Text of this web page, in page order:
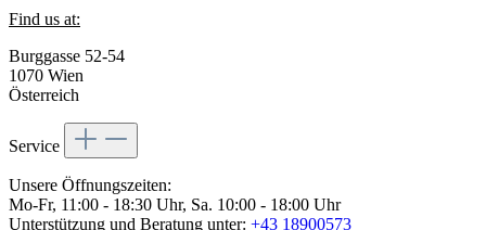
Find us at:
Burggasse 52-54
1070 Wien
Österreich
Service
Unsere Öffnungszeiten:
Mo-Fr, 11:00 - 18:30 Uhr, Sa. 10:00 - 18:00 Uhr
Unterstützung und Beratung unter: +43 18900573